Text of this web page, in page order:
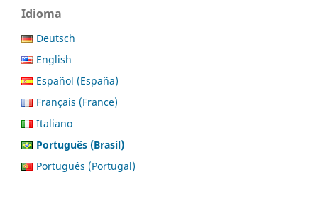
Idioma
Deutsch
English
Español (España)
Français (France)
Italiano
Português (Brasil)
Português (Portugal)